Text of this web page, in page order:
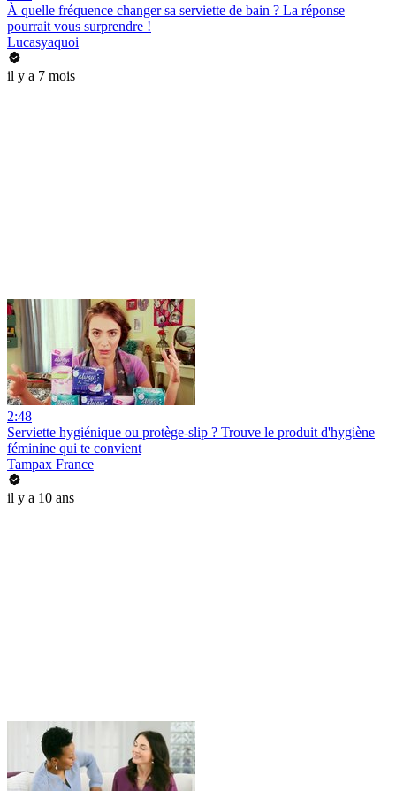
À quelle fréquence changer sa serviette de bain ? La réponse
pourrait vous surprendre !
Lucasyaquoi
il y a 7 mois
2:48
Serviette hygiénique ou protège-slip ? Trouve le produit d'hygiène
féminine qui te convient
Tampax France
il y a 10 ans